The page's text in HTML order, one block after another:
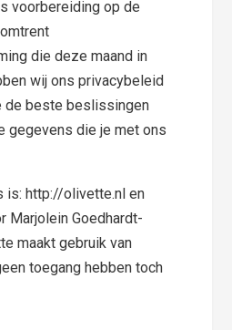
voorbereiding op de
die deze maand in
wij ons privacybeleid
de beste beslissingen
gegevens die je met ons
is: http://olivette.nl en
Marjolein Goedhardt-
maakt gebruik van
toegang hebben toch